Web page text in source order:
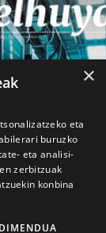
×
eta
buruzko
eta analisi-
zerbitzuak
konbina